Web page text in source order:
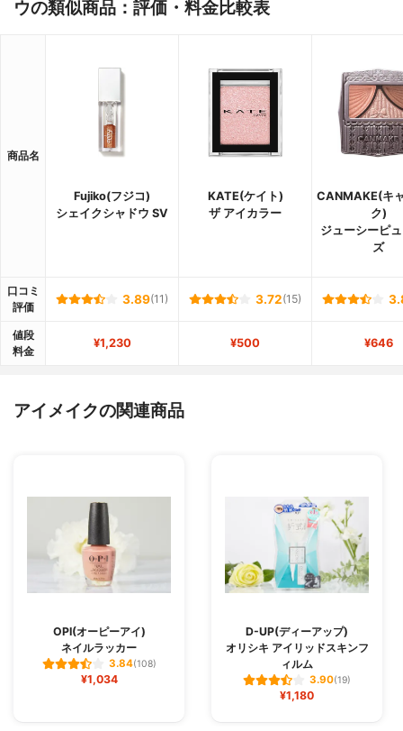
ウの類似商品：評価・料金比較表
商品名
Fujiko(フジコ)
シェイクシャドウ SV
KATE(ケイト)
ザ アイカラー
CANMAKE(キ
ク)
ジューシーピ
ズ
口コミ
評価
3.89(11) 3.72(15)
値段
料金
¥1,230 ¥500 ¥646
アイメイクの関連商品
OPI(オーピーアイ)
ネイルラッカー
3.84(108)
¥1,034
D-UP(ディーアップ)
オリシキ アイリッドスキンフ
ィルム
3.90(19)
¥1,180